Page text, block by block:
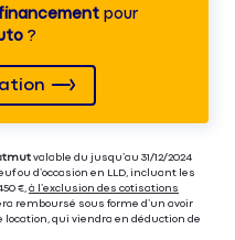
pour
?
valable du jusqu’au 31/12/2024
ou d’occasion en LLD, incluant les
€, à l’exclusion des cotisations
remboursé sous forme d’un avoir
qui viendra en déduction de